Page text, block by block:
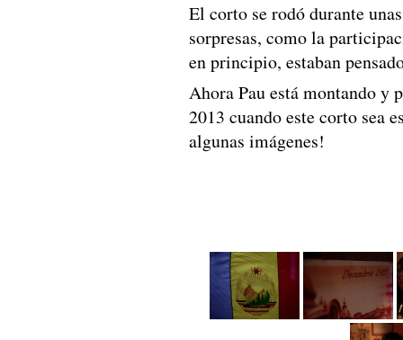
El corto se rodó durante
sorpresas, como la
en principio, estaban
Ahora Pau está montando y
2013 cuando este corto sea
algunas imágenes!